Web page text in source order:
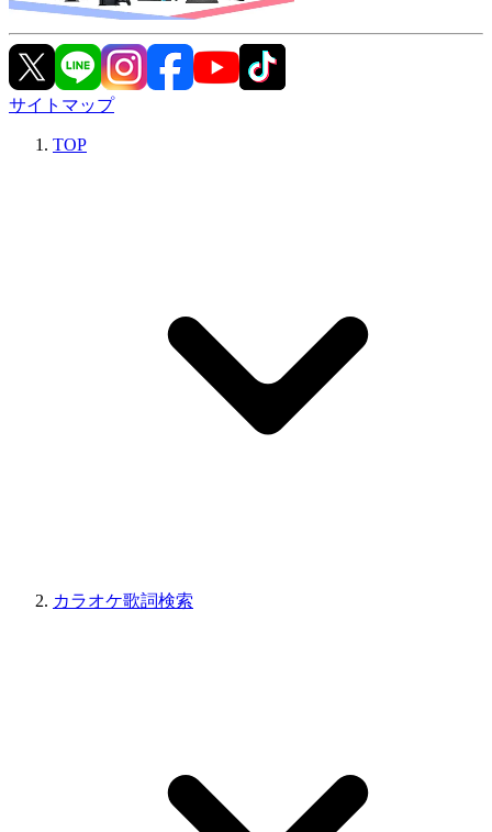
サイトマップ
TOP
カラオケ歌詞検索